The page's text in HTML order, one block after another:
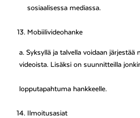
sosiaalisessa mediassa.
Mobiilivideohanke
a. Syksyllä ja talvella voidaan järjestää
videoista. Lisäksi on suunnitteilla
lopputapahtuma hankkeelle.
Ilmoitusasiat